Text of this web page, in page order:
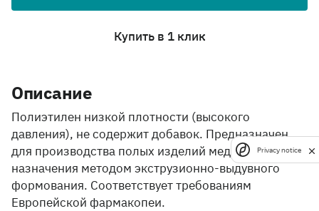
Купить в 1 клик
Описание
Полиэтилен низкой плотности (высокого
давления), не содержит добавок. Предназначен
для производства полых изделий медицинского
назначения методом экструзионно-выдувного
формования. Соответствует требованиям
Европейской фармакопеи.
Privacy notice